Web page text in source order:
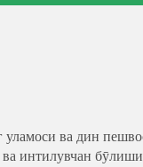
ва дин
интилувчан